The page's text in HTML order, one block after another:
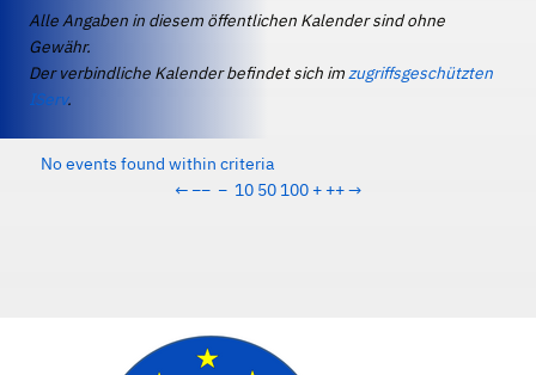
Alle Angaben in diesem öffentlichen Kalender sind ohne
Gewähr.
Der verbindliche Kalender befindet sich imzugriffsgeschützten
IServ.
No events found within criteria
← −− − 10 50 100 + ++→